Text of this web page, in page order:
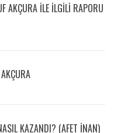
AKÇURA ILE İLGILI RAPORU
KAZANDI? (AFET İNAN)